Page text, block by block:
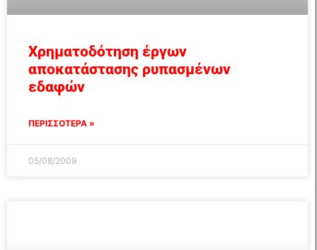
Χρηματοδότηση έργων
αποκατάστασης ρυπασμένων
εδαφών
ΠΕΡΙΣΣΟΤΕΡΑ »
05/08/2009